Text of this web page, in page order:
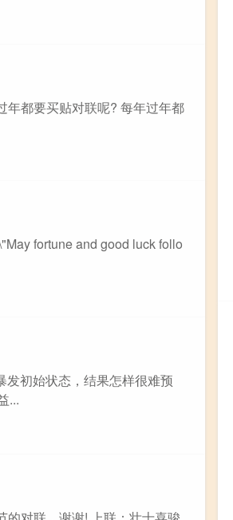
年都要买贴对联呢? 每年过年都
fortune and good luck follo
发初始状态，结果怎样很难预
...